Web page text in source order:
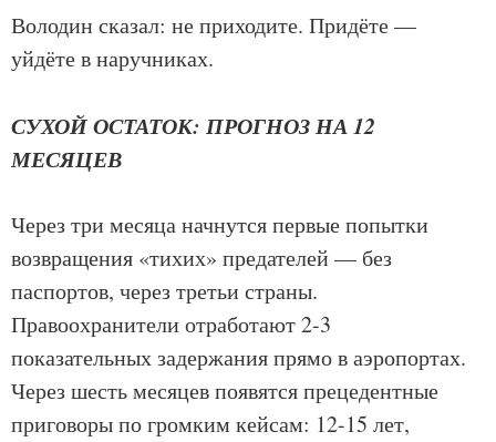
Володин сказал: не приходите. Придёте —
уйдёте в наручниках.
СУХОЙ ОСТАТОК: ПРОГНОЗ НА 12
МЕСЯЦЕВ
Через три месяца начнутся первые попытки
возвращения «тихих» предателей — без
паспортов, через третьи страны.
Правоохранители отработают 2-3
показательных задержания прямо в аэропортах.
Через шесть месяцев появятся прецедентные
приговоры по громким кейсам: 12-15 лет,